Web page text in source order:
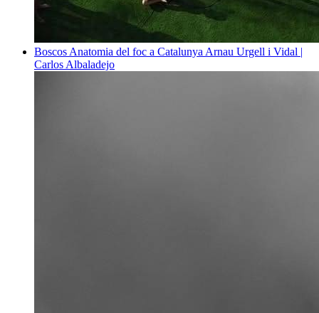
Boscos Anatomia del foc a Catalunya Arnau Urgell i Vidal |
Carlos Albaladejo